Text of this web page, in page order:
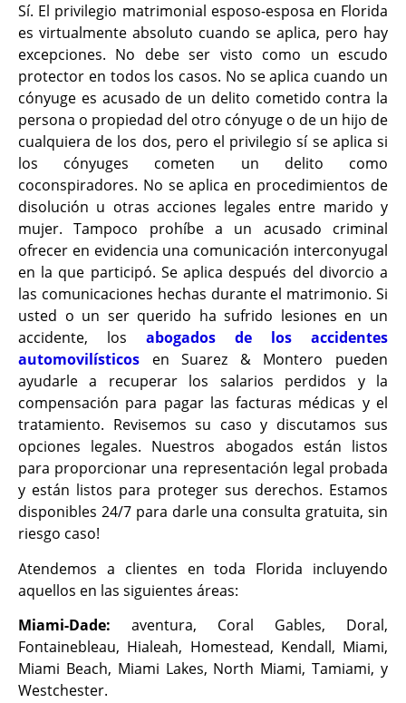
Sí. El privilegio matrimonial esposo-esposa en Florida
es virtualmente absoluto cuando se aplica, pero hay
excepciones. No debe ser visto como un escudo
protector en todos los casos. No se aplica cuando un
cónyuge es acusado de un delito cometido contra la
persona o propiedad del otro cónyuge o de un hijo de
cualquiera de los dos, pero el privilegio sí se aplica si
los cónyuges cometen un delito como
coconspiradores. No se aplica en procedimientos de
disolución u otras acciones legales entre marido y
mujer. Tampoco prohíbe a un acusado criminal
ofrecer en evidencia una comunicación interconyugal
en la que participó. Se aplica después del divorcio a
las comunicaciones hechas durante el matrimonio. Si
usted o un ser querido ha sufrido lesiones en un
accidente, los abogados de los accidentes
automovilísticos en Suarez & Montero pueden
ayudarle a recuperar los salarios perdidos y la
compensación para pagar las facturas médicas y el
tratamiento. Revisemos su caso y discutamos sus
opciones legales. Nuestros abogados están listos
para proporcionar una representación legal probada
y están listos para proteger sus derechos. Estamos
disponibles 24/7 para darle una consulta gratuita, sin
riesgo caso!
Atendemos a clientes en toda Florida incluyendo
aquellos en las siguientes áreas:
Miami-Dade: aventura, Coral Gables, Doral,
Fontainebleau, Hialeah, Homestead, Kendall, Miami,
Miami Beach, Miami Lakes, North Miami, Tamiami, y
Westchester.